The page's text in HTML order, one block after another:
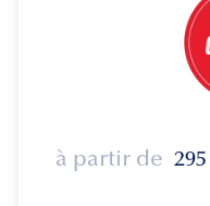
à partir de 295